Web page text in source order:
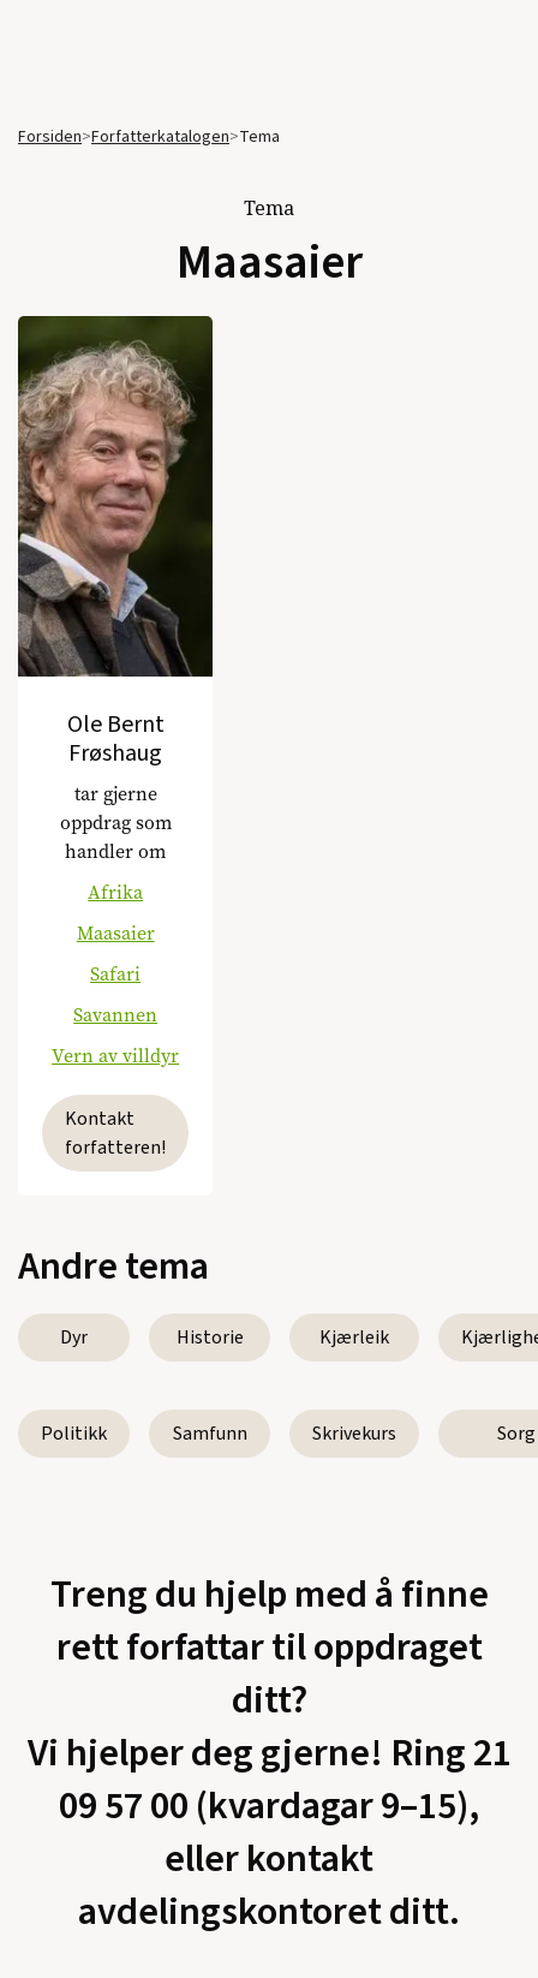
Forsiden>Forfatterkatalogen>Tema
Tema
Maasaier
Ole Bernt
Frøshaug
tar gjerne
oppdrag som
handler om
Afrika
Maasaier
Safari
Savannen
Vern av villdyr
Kontakt
forfatteren!
Andre tema
Dyr Historie Kjærleik
Politikk Samfunn Skrivekurs Sorg
Treng du hjelp med å finne
rett forfattar til oppdraget
ditt?
Vi hjelper deg gjerne! Ring 21
09 57 00 (kvardagar 9–15),
eller kontakt
avdelingskontoret ditt.